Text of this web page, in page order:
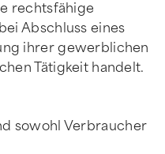
rechtsfähige
Abschluss eines
ihrer gewerblichen
Tätigkeit handelt.
sowohl Verbraucher